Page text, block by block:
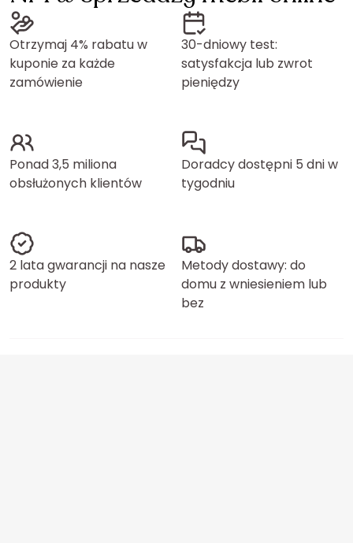
Otrzymaj 4% rabatu w
kuponie za każde
zamówienie
30-dniowy test:
satysfakcja lub zwrot
pieniędzy
Ponad 3,5 miliona
obsłużonych klientów
Doradcy dostępni 5 dni w
tygodniu
2 lata gwarancji na nasze
produkty
Metody dostawy: do
domu z wniesieniem lub
bez